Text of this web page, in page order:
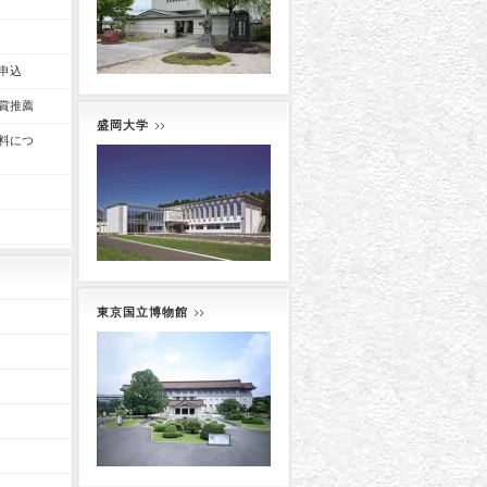
込
推薦
につ
盛岡大学
東京国立博物館